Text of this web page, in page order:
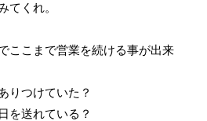
てくれ。
ここまで営業を続ける事が出来
りつけていた？
を送れている？